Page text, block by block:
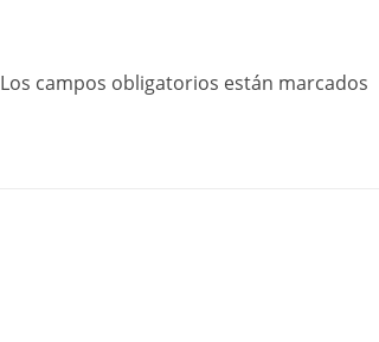
Los campos obligatorios están marcados